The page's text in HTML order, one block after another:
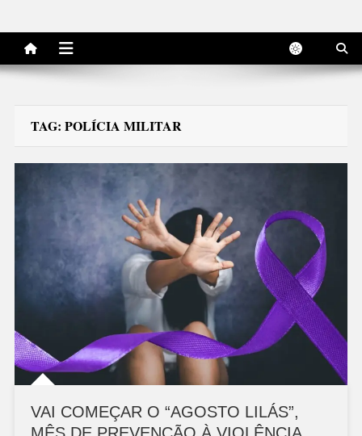
TAG: POLÍCIA MILITAR
VAI COMEÇAR O “AGOSTO LILÁS”,